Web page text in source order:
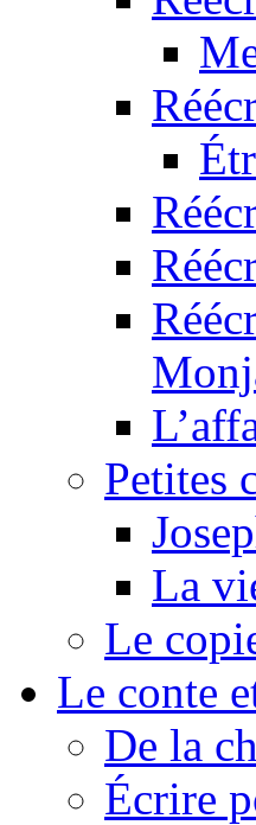
Petites
La
Le
Le conte
De la
Écrire